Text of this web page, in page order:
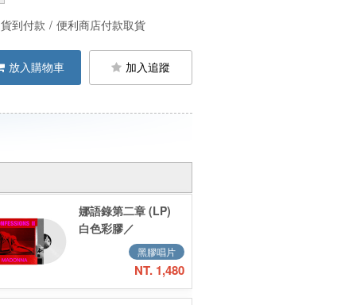
貨到付款 / 便利商店付款取貨
放入購物車 加入追蹤
娜語錄第二章 (LP)
白色彩膠／
Confessions II
(LP) 白色彩膠
黑膠唱片
NT. 1,480